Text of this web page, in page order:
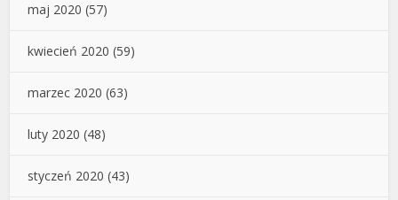
maj 2020 (57)
kwiecień 2020 (59)
marzec 2020 (63)
luty 2020 (48)
styczeń 2020 (43)